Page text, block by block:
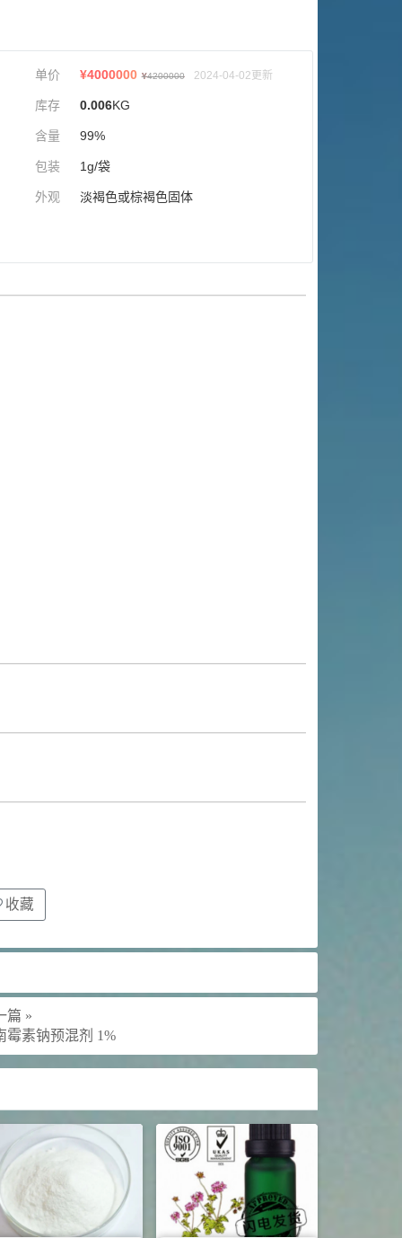
单价 ¥4000000 ¥4200000 2024-04-02更新
库存 0.006KG
含量 99%
包装 1g/袋
外观 淡褐色或棕褐色固体
收藏
篇 »
霉素钠预混剂 1%